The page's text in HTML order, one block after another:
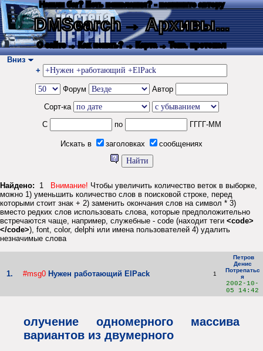
Нашли баг? Есть пожелания? - напишите автору
DMSearch→ Архивы...
О сайте → Как искать? → Карта → Текс. протокол
Вниз
+
Форум
Автор
Сорт-ка
С
по ГГГГ-ММ
Искать в заголовках сообщениях
Найдено: 1 Внимание! Чтобы увеличить количество веток в выборке,
можно 1) уменьшить количество слов в поисковой строке, перед
которыми стоит знак + 2) заменить окончания слов на символ * 3)
вместо редких слов использовать слова, которые предположительно
встречаются чаще, например, служебные - code (находит теги <code>
</code>), font, color, delphi или имена пользователей 4) удалить
незначимые слова
1. #msg0 Нужен работающий ElPack 1
Петров
Денис
Потрепатьс
я
2002-10-
05 14:42
олучение одномерного массива
вариантов из двумерного